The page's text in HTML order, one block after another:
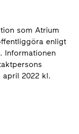
som Atrium
enligt
Informationen
2022 kl.